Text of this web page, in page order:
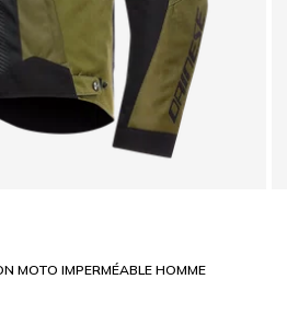
MOTO IMPERMÉABLE HOMME